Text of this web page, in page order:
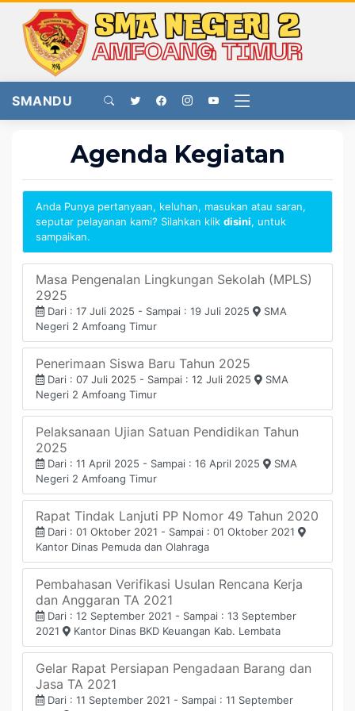
SMANDU
Agenda Kegiatan
Anda Punya pertanyaan, keluhan, masukan atau saran,
seputar pelayanan kami? Silahkan klikdisini, untuk
sampaikan.
Masa Pengenalan Lingkungan Sekolah (MPLS)
2925
Dari : 17 Juli 2025 - Sampai : 19 Juli 2025
SMA
Negeri 2 Amfoang Timur
Penerimaan Siswa Baru Tahun 2025
Dari : 07 Juli 2025 - Sampai : 12 Juli 2025
SMA
Negeri 2 Amfoang Timur
Pelaksanaan Ujian Satuan Pendidikan Tahun
2025
Dari : 11 April 2025 - Sampai : 16 April 2025
SMA
Negeri 2 Amfoang Timur
Rapat Tindak Lanjuti PP Nomor 49 Tahun 2020
Dari : 01 Oktober 2021 - Sampai : 01 Oktober 2021
Kantor Dinas Pemuda dan Olahraga
Pembahasan Verifikasi Usulan Rencana Kerja
dan Anggaran TA 2021
Dari : 12 September 2021 - Sampai : 13 September
2021
Kantor Dinas BKD Keuangan Kab. Lembata
Gelar Rapat Persiapan Pengadaan Barang dan
Jasa TA 2021
Dari : 11 September 2021 - Sampai : 11 September